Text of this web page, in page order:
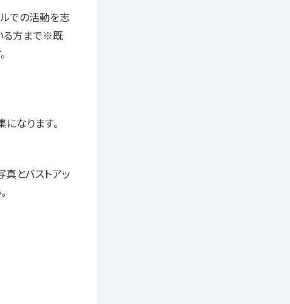
ルでの活動を志
る方まで※既
なります。
とバストアッ